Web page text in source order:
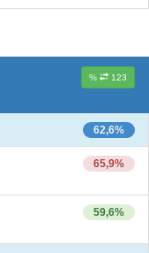
% 123
62,6%
65,9%
59,6%